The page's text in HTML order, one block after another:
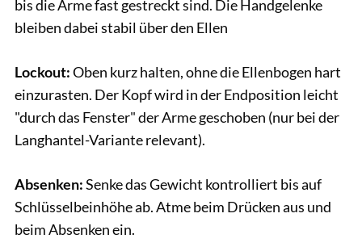
bis die Arme fast gestreckt sind. Die Handgelenke
bleiben dabei stabil über den Ellen
Lockout:Oben kurz halten, ohne die Ellenbogen hart
einzurasten. Der Kopf wird in der Endposition leicht
"durch das Fenster" der Arme geschoben (nur bei der
Langhantel-Variante relevant).
Absenken:Senke das Gewicht kontrolliert bis auf
Schlüsselbeinhöhe ab. Atme beim Drücken aus und
beim Absenken ein.